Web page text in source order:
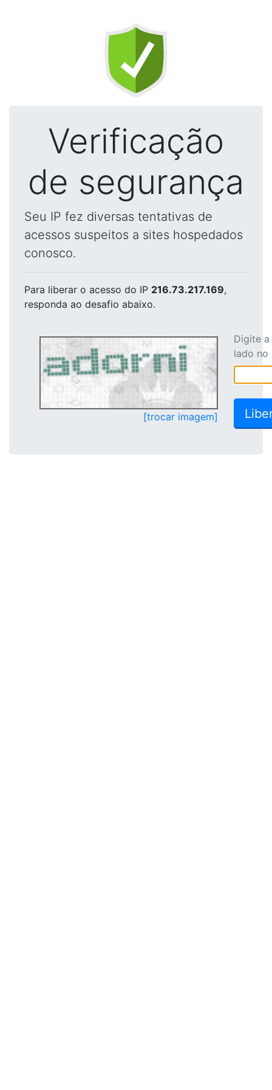
Verificação
de segurança
Seu IP fez diversas tentativas de
acessos suspeitos a sites hospedados
conosco.
Para liberar o acesso do IP 216.73.217.169,
responda ao desafio abaixo.
[trocar imagem]
Digite
lado no